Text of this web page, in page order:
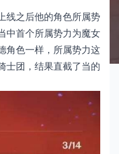
线之后他的角色所属势
中首个所属势力为魔女
角色一样，所属势力这
士团，结果直截了当的